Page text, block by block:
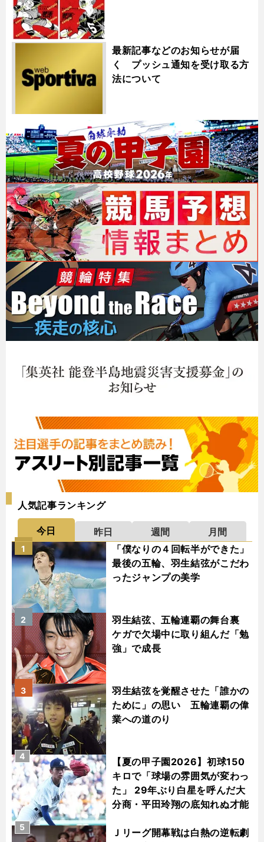
最新記事などのお知らせが届
く プッシュ通知を受け取る方
法について
人気記事ランキング
今日 昨日 週間
月間
「僕なりの４回転半ができた」
最後の五輪、羽生結弦がこだわ
ったジャンプの美学
1
羽生結弦、五輪連覇の舞台裏
ケガで欠場中に取り組んだ「勉
強」で成長
2
羽生結弦を覚醒させた「誰かの
ために」の思い 五輪連覇の偉
業への道のり
3
【夏の甲子園2026】初球150
キロで「球場の雰囲気が変わっ
た」 29年ぶり白星を呼んだ大
分商・平田玲翔の底知れぬ才能
4
Ｊリーグ開幕戦は白熱の逆転劇
5